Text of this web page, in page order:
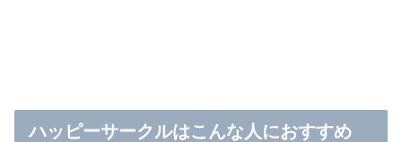
ハッピーサークルはこんな人におすすめ